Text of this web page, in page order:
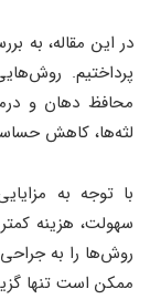
در این مقاله، به
پرداختیم.
محافظ دهان و
لثه‌ها، کاهش
با توجه به
سهولت، هزینه
روش‌ها را به
ممکن است تنها